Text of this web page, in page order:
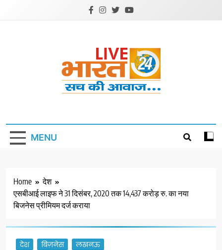
MENU
Home
देश
एसबीआई लाइफ ने 31 दिसंबर, 2020 तक 14,437 करोड़ रु. का नया
बिजनेस प्रीमियम दर्ज कराया
देश बिज़नेस लखनऊ